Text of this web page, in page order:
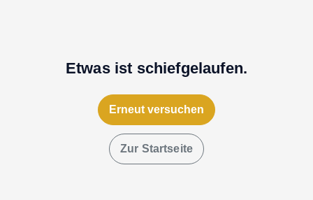
Etwas ist schiefgelaufen.
Erneut versuchen
Zur Startseite